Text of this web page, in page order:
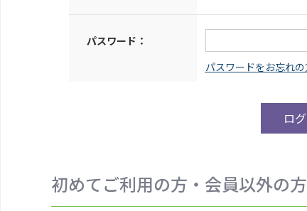
パスワード：
初めてご利用の方・会員以外の方